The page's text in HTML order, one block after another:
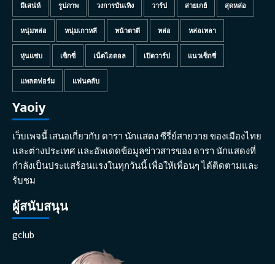
มีเสน่ห์ รูปภาพ วงการบันเทิง วาร์ป สายเกย์ สุดหล่อ
หนุ่มหล่อ หนุ่มเกาหลี หน้าตาดี หล่อ หล่อเหลา
หุ่นแซ่บ เซ็กซี่ เน็ตไอดอล เปิดวาร์ป แนวเซ็กซี่
แพลตฟอร์ม แฟนคลับ
Yaoiy
เว็บเพจนี้ เสนอเกี่ยวกับ ดารา นักแสดง ซีรี่ย์สายวาย ของเมืองไทย
และต่างประเทศ และอัพเดดข้อมูลข่าวสารของ ดารา นักแสดงที่
กำลังเป็นประแสร้อนแรงในทุกวันนี้ เพื่อให้เพื่อนๆ ได้ติดตามและ
รับชม
ผู้สนับสนุน
gclub